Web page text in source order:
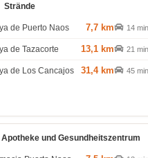
Strände
de Puerto Naos 7,7 km 14 min
de Tazacorte 13,1 km 21 min
de Los Cancajos 31,4 km 45 min
Apotheke und Gesundheitszentrum